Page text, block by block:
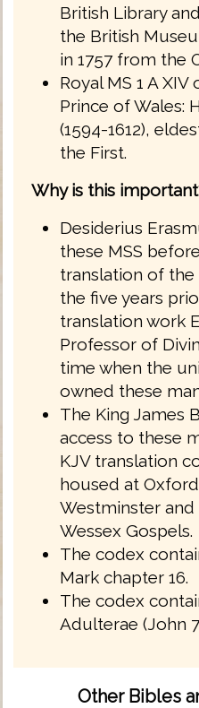
British Library
the British
in 1757 from the
Royal MS 1 A
Prince of Wales:
(1594-1612),
the First.
Why is this
Desiderius
these MSS
translation of the
the five years
translation work
Professor of
time when the
owned these
The King James
access to these
KJV translation
housed at
Westminster and
Wessex Gospels.
The codex
Mark chapter 16.
The codex
Adulterae (John
Other Bibles